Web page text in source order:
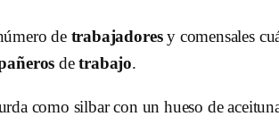
de trabajadoresy comensales
detrabajo.
como silbar con un hueso de